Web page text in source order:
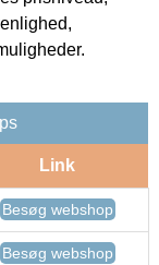
Link
Besøg webshop
Besøg webshop